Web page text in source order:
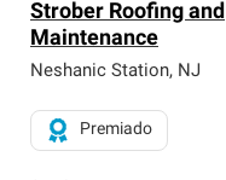
Strober Roofing and
Maintenance
Neshanic Station, NJ
Premiado